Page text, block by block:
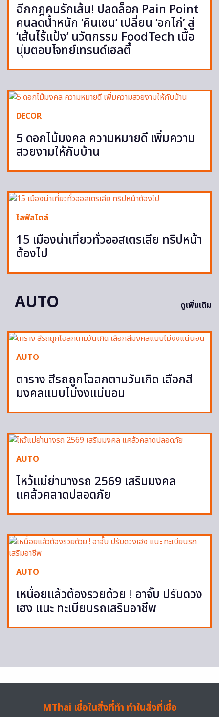
ฉีกกฎคนรักเส้น! ปลดล็อก Pain Point
คนลดน้ำหนัก ‘คินเซน’ เปลี่ยน ‘อกไก่’ สู่
‘เส้นไร้แป้ง’ นวัตกรรม FoodTech เนื้อ
นุ่มตอบโจทย์เทรนด์เฮลตี้
DECOR
5 ดอกไม้มงคล ความหมายดี เพิ่มความ
สวยงามให้กับบ้าน
ไลฟ์สไตล์
15 เมืองน่าเที่ยวทั่วออสเตรเลีย ทริปหน้า
ต้องไป
AUTO ดูเพิ่มเติม
AUTO
ตาราง สีรถถูกโฉลกตามวันเกิด เลือกสี
มงคลแบบไม่งงแน่นอน
AUTO
ไหว้แม่ย่านางรถ 2569 เสริมมงคล
แคล้วคลาดปลอดภัย
AUTO
เหนื่อยแล้วต้องรวยด้วย ! อาจั๊บ ปรับดวง
เฮง แนะ ทะเบียนรถเสริมอาชีพ
MThai เชื่อในสิ่งที่ทำ ทำในสิ่งที่เชื่อ